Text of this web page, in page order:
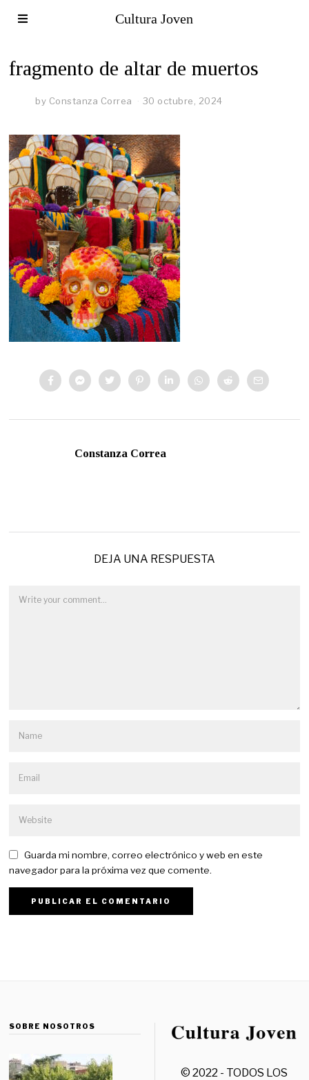
Cultura Joven
fragmento de altar de muertos
by Constanza Correa 30 octubre, 2024
Constanza Correa
DEJA UNA RESPUESTA
Guarda mi nombre, correo electrónico y web en este
navegador para la próxima vez que comente.
SOBRE NOSOTROS
© 2022 - TODOS LOS